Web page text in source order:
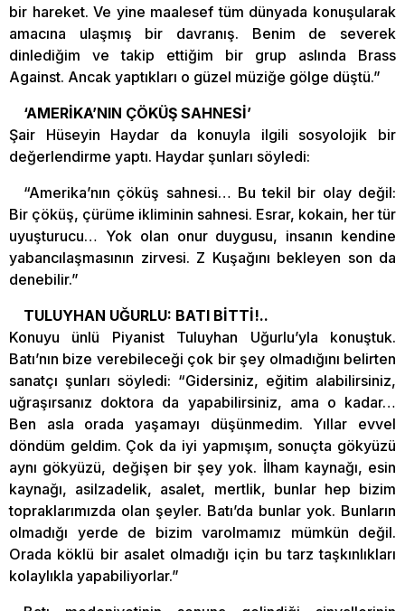
bir hareket. Ve yine maalesef tüm dünyada konuşularak
amacına ulaşmış bir davranış. Benim de severek
dinlediğim ve takip ettiğim bir grup aslında Brass
Against. Ancak yaptıkları o güzel müziğe gölge düştü.”
‘AMERİKA’NIN ÇÖKÜŞ SAHNESİ’
Şair Hüseyin Haydar da konuyla ilgili sosyolojik bir
değerlendirme yaptı. Haydar şunları söyledi:
“Amerika’nın çöküş sahnesi… Bu tekil bir olay değil:
Bir çöküş, çürüme ikliminin sahnesi. Esrar, kokain, her tür
uyuşturucu… Yok olan onur duygusu, insanın kendine
yabancılaşmasının zirvesi. Z Kuşağını bekleyen son da
denebilir.”
TULUYHAN UĞURLU: BATI BİTTİ!..
Konuyu ünlü Piyanist Tuluyhan Uğurlu’yla konuştuk.
Batı’nın bize verebileceği çok bir şey olmadığını belirten
sanatçı şunları söyledi: “Gidersiniz, eğitim alabilirsiniz,
uğraşırsanız doktora da yapabilirsiniz, ama o kadar…
Ben asla orada yaşamayı düşünmedim. Yıllar evvel
döndüm geldim. Çok da iyi yapmışım, sonuçta gökyüzü
aynı gökyüzü, değişen bir şey yok. İlham kaynağı, esin
kaynağı, asilzadelik, asalet, mertlik, bunlar hep bizim
topraklarımızda olan şeyler. Batı’da bunlar yok. Bunların
olmadığı yerde de bizim varolmamız mümkün değil.
Orada köklü bir asalet olmadığı için bu tarz taşkınlıkları
kolaylıkla yapabiliyorlar.”